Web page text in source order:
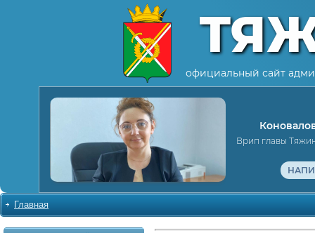
официальный сайт
Врип главы
Главная